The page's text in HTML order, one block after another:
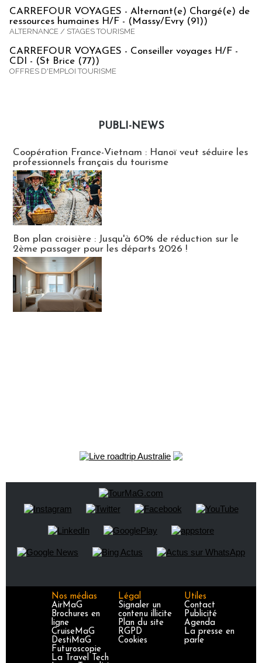
CARREFOUR VOYAGES - Alternant(e) Chargé(e) de
ressources humaines H/F - (Massy/Evry (91))
ALTERNANCE / STAGES TOURISME
CARREFOUR VOYAGES - Conseiller voyages H/F -
CDI - (St Brice (77))
OFFRES D'EMPLOI TOURISME
PUBLI-NEWS
Coopération France-Vietnam : Hanoï veut séduire les
professionnels français du tourisme
Bon plan croisière : Jusqu'à 60% de réduction sur le
2ème passager pour les départs 2026 !
Nos médias
AirMaG
Brochures en
ligne
CruiseMaG
DestiMaG
Futuroscopie
La Travel Tech
Légal
Signaler un
contenu illicite
Plan du site
RGPD
Cookies
Utiles
Contact
Publicité
Agenda
La presse en
parle